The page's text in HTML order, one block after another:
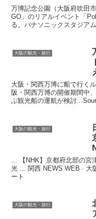
万博記念公園（大阪府吹田
GO」のリアルイベント「
る。パナソニックスタジア
大阪の観光・旅行
大阪・関西万博に船で行く
阪・関西万博の開催期間中
ぶ観光船の運航が検討
大阪の観光・旅行
... 【NHK】京都府北部の宮
光 ... 関西 NEWS WEB · 大
ート
大阪の観光・旅行